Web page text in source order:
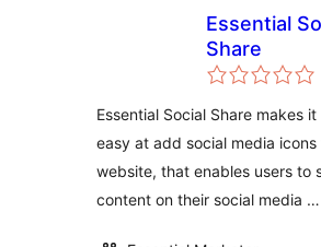
Essential
Share
Essential Social Share makes
easy at add social media
website, that enables users to
content on their social media …